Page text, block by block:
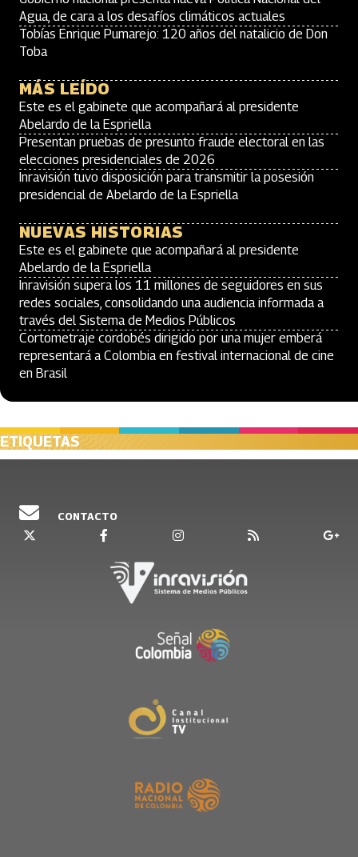
Agua, de cara a los desafíos climáticos actuales
Tobías Enrique Pumarejo: 120 años del natalicio de Don
Toba
MÁS LEÍDO
Este es el gabinete que acompañará al presidente
Abelardo de la Espriella
Presentan pruebas de presunto fraude electoral en las
elecciones presidenciales de 2026
Inravisión tuvo disposición para transmitir la posesión
presidencial de Abelardo de la Espriella
NUEVAS HISTORIAS
Este es el gabinete que acompañará al presidente
Abelardo de la Espriella
Inravisión supera los 11 millones de seguidores en sus
redes sociales, consolidando una audiencia informada a
través del Sistema de Medios Públicos
Cortometraje cordobés dirigido por una mujer emberá
representará a Colombia en festival internacional de cine
en Brasil
ETIQUETAS
CONTACTO